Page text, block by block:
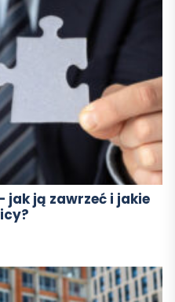
jak ją zawrzeć i jakie